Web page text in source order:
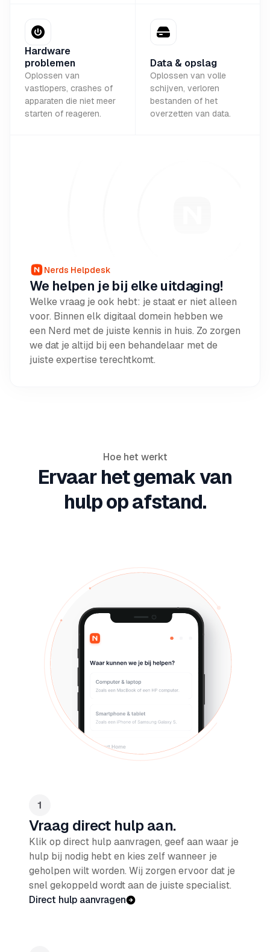
Hardware
problemen
Oplossen van
vastlopers, crashes of
apparaten die niet meer
starten of reageren.
Data & opslag
Oplossen van volle
schijven, verloren
bestanden of het
overzetten van data.
Nerds Helpdesk
We helpen je bij elke uitdaging!
Welke vraag je ook hebt: je staat er niet alleen
voor. Binnen elk digitaal domein hebben we
een Nerd met de juiste kennis in huis. Zo zorgen
we dat je altijd bij een behandelaar met de
juiste expertise terechtkomt.
Hoe het werkt
Ervaar het gemak van
hulp op afstand.
Vraag direct hulp aan.
Klik op direct hulp aanvragen, geef aan waar je
hulp bij nodig hebt en kies zelf wanneer je
geholpen wilt worden. Wij zorgen ervoor dat je
snel gekoppeld wordt aan de juiste specialist.
Direct hulp aanvragen